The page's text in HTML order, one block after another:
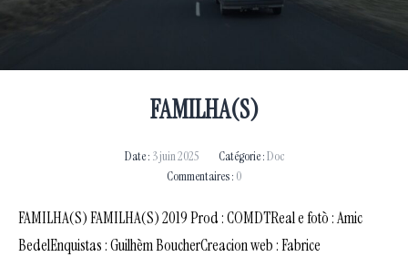
FAMILHA(S)
Date : 3 juin 2025 Catégorie :Doc
Commentaires : 0
FAMILHA(S) FAMILHA(S) 2019 Prod : COMDTReal e fotò : Amic
BedelEnquistas : Guilhèm BoucherCreacion web : Fabrice